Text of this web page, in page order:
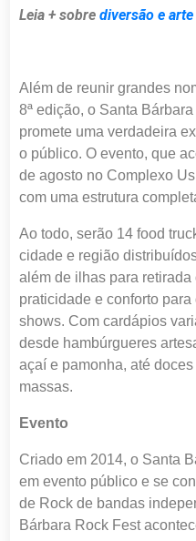
Leia + sobrediversão e arte
Além de reunir grandes
8ª edição, o Santa
promete uma verdadeira
o público. O evento, que
de agosto no Complexo
com uma estrutura
Ao todo, serão 14 food
cidade e região
além de ilhas para
praticidade e conforto
shows. Com cardápios
desde hambúrgueres
açaí e pamonha, até
massas.
Evento
Criado em 2014, o Santa
em evento público e se
de Rock de bandas
Bárbara Rock Fest